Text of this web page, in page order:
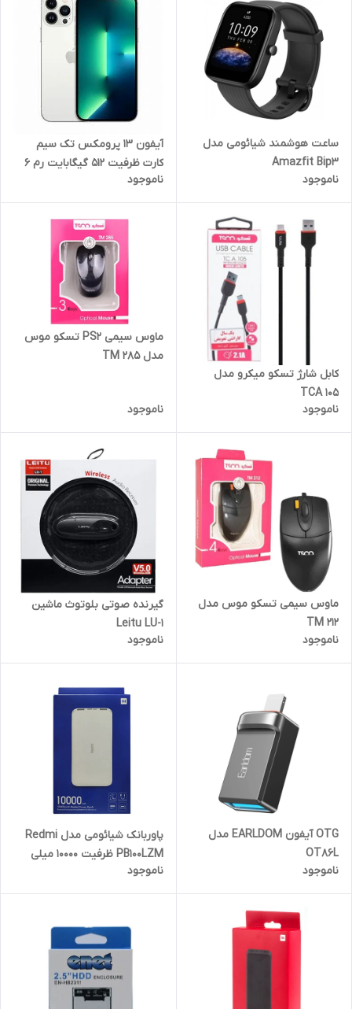
ساعت هوشمند شیائومی مدل
Amazfit Bip3
ناموجود
آیفون 13 پرومکس تک سیم
کارت ظرفیت 512 گیگابایت رم 6
گیگابایت سیلور LLA کارکرده
ناموجود
کابل شارژ تسکو میکرو مدل
TCA 105
ناموجود
ماوس سیمی PS2 تسکو موس
مدل TM 285
ناموجود
ماوس سیمی تسکو موس مدل
TM 212
ناموجود
گیرنده صوتی بلوتوث ماشین
Leitu LU-1
ناموجود
OTG آیفون EARLDOM مدل
OT86L
ناموجود
پاوربانک شیائومی مدل Redmi
PB100LZM ظرفیت 10000 میلی
آمپر ساعت
ناموجود